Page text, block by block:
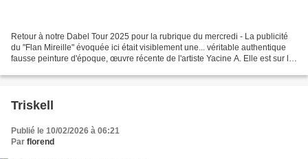
Retour à notre Dabel Tour 2025 pour la rubrique du mercredi - La publicité
du "Flan Mireille" évoquée ici était visiblement une... véritable authentique
fausse peinture d'époque, œuvre récente de l'artiste Yacine A. Elle est sur le
Triskell
Publié le 10/02/2026 à 06:21
Par florend